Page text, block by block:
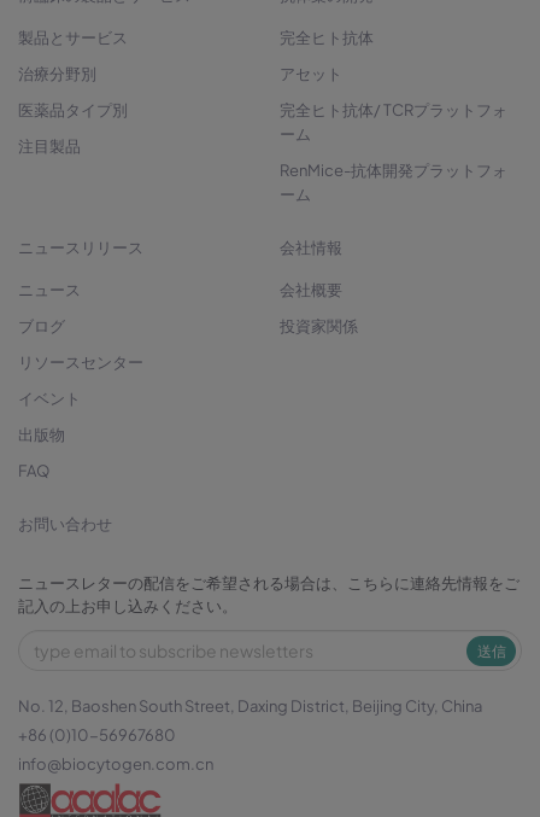
製品とサービス
治療分野別
医薬品タイプ別
注目製品
完全ヒト抗体
アセット
完全ヒト抗体/ TCRプラットフォ
ーム
RenMice-抗体開発プラットフォ
ーム
ニュースリリース
ニュース
ブログ
リソースセンター
イベント
出版物
FAQ
会社情報
会社概要
投資家関係
お問い合わせ
ニュースレターの配信をご希望される場合は、こちらに連絡先情報をご
記入の上お申し込みください。
送信
No. 12, Baoshen South Street, Daxing District, Beijing City, China
+86 (0)10-56967680
info@biocytogen.com.cn